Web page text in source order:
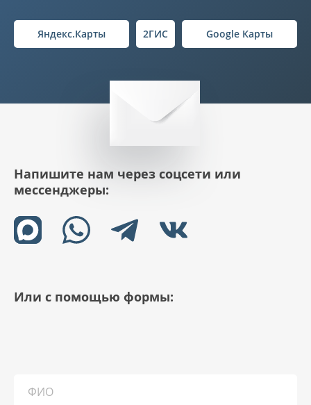
Яндекс.Карты 2ГИС Google Карты
Напишите нам через соцсети или
мессенджеры:
Или с помощью формы: